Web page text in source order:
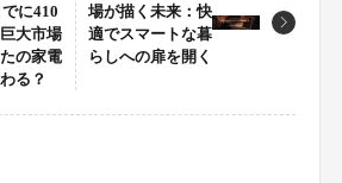
に410
大市場
の家電
る？
場が描く未来：快
適でスマートな暮
らしへの扉を開く